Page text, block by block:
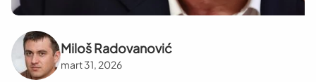
Miloš Radovanović
mart 31, 2026